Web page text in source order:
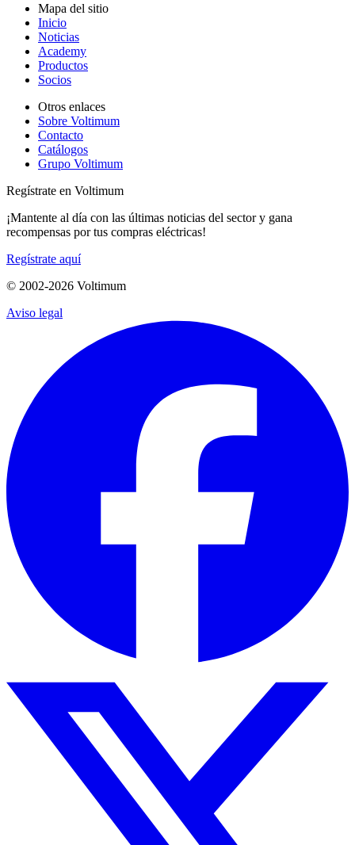
Mapa del sitio
Inicio
Noticias
Academy
Productos
Socios
Otros enlaces
Sobre Voltimum
Contacto
Catálogos
Grupo Voltimum
Regístrate en Voltimum
¡Mantente al día con las últimas noticias del sector y gana
recompensas por tus compras eléctricas!
Regístrate aquí
© 2002-2026 Voltimum
Aviso legal